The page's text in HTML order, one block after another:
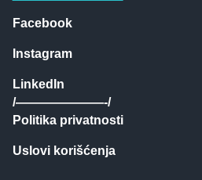
Facebook
Instagram
LinkedIn
/———————-/
Politika privatnosti
Uslovi korišćenja